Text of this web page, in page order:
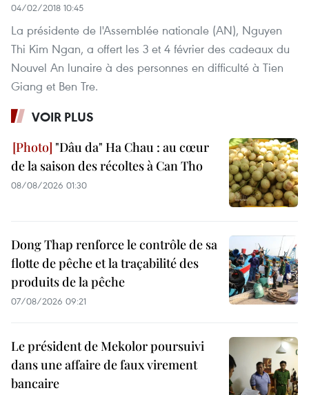
04/02/2018 10:45
La présidente de l'Assemblée nationale (AN), Nguyen
Thi Kim Ngan, a offert les 3 et 4 février des cadeaux du
Nouvel An lunaire à des personnes en difficulté à Tien
Giang et Ben Tre.
VOIR PLUS
"Dâu da" Ha Chau : au cœur
de la saison des récoltes à Can Tho
08/08/2026 01:30
Dong Thap renforce le contrôle de sa
flotte de pêche et la traçabilité des
produits de la pêche
07/08/2026 09:21
Le président de Mekolor poursuivi
dans une affaire de faux virement
bancaire